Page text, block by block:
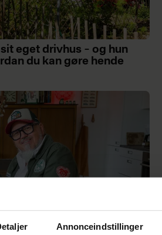
Annonceindstillinger
eget drivhus – og hun
du kan gøre hende